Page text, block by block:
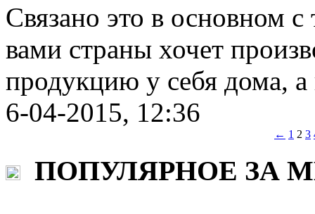
Связано это в основном
вами страны хочет
продукцию у себя дома, а
6-04-2015, 12:36
← 1 2 3
ПОПУЛЯРНОЕ ЗА